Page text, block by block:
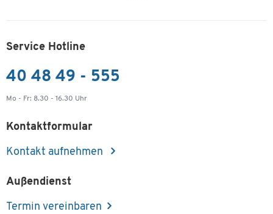
Service Hotline
40 48 49 - 555
Mo - Fr: 8.30 - 16.30 Uhr
Kontaktformular
Kontakt aufnehmen
Außendienst
Termin vereinbaren